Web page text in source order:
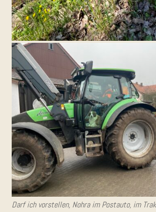
Darf ich vor­stel­len, Nohra im Post­au­to, im